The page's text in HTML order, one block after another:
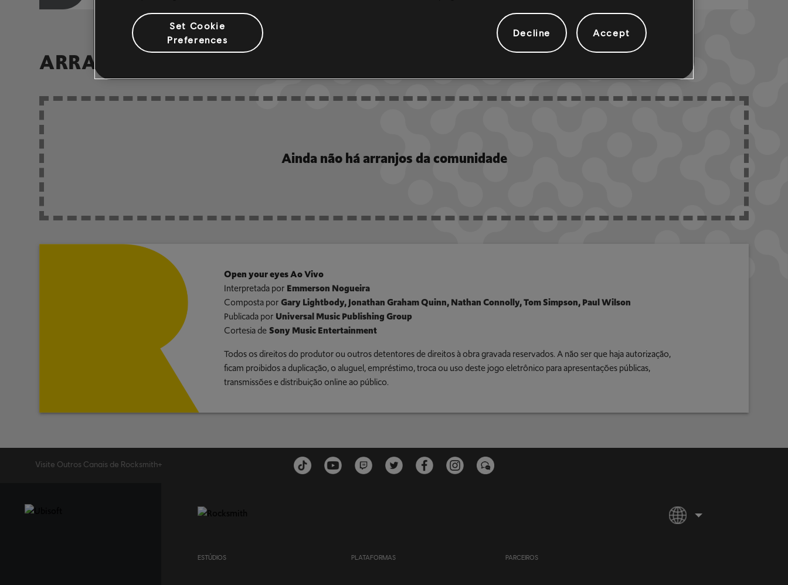
ARRANJOS DA COMUNIDADE
Ainda não há arranjos da comunidade
Open your eyes Ao Vivo
Interpretada por Emmerson Nogueira
Composta por Gary Lightbody, Jonathan Graham Quinn, Nathan Connolly, Tom Simpson, Paul Wilson
Publicada por Universal Music Publishing Group
Cortesia de Sony Music Entertainment
Todos os direitos do produtor ou outros detentores de direitos à obra gravada reservados. A não ser que haja autorização,
ficam proibidos a duplicação, o aluguel, empréstimo, troca ou uso deste jogo eletrônico para apresentações públicas,
transmissões e distribuição online ao público.
Visite Outros Canais de Rocksmith+
ESTÚDIOS PLATAFORMAS PARCEIROS
Set Cookie
Preferences
Decline Accept